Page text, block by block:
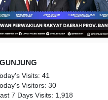
Visits:41
Visitors:30
7 Days Visits: 1,918